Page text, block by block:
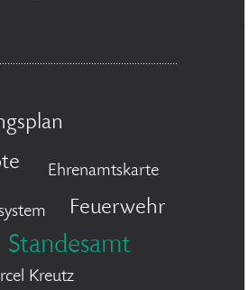
Ehrenamtskarte
Feuerwehr
Standesamt
Kreutz